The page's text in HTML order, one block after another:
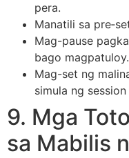
pera.
Manatili sa
Mag-pause
bago magpatuloy.
Mag-set ng
simula ng
9. Mga
sa Mabilis